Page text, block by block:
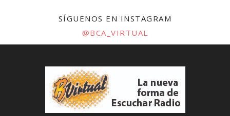
SÍGUENOS EN INSTAGRAM
@BCA_VIRTUAL